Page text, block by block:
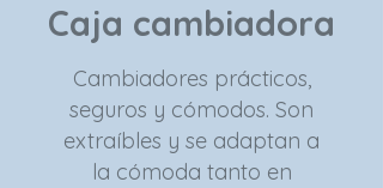
Caja cambiadora
Cambiadores prácticos,
seguros y cómodos. Son
extraíbles y se adaptan a
la cómoda tanto en